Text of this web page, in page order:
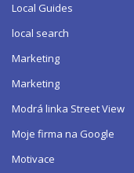
Local Guides
local search
Marketing
Marketing
Modrá linka Street View
Moje firma na Google
Motivace